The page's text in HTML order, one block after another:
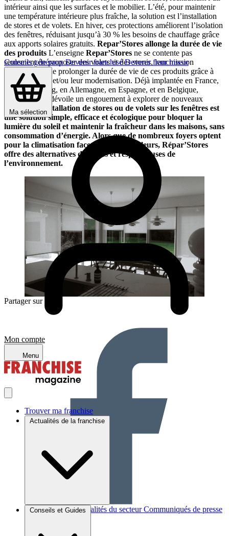
Conseils générauxDevenir franchiséDevenir franchiseur
Ma sélection
Mon compte
Menu
Trouver ma franchise
Actualités de la franchise
Brèves et actus Actualités du secteur Communiqués de presse
Conseils et Guides
intérieur ainsi que les surfaces et le mobilier. L’été, pour maintenir
une température intérieure plus fraîche, la solution est l’installation
de stores et de volets. En hiver, ces protections améliorent l’isolation
des fenêtres, réduisant jusqu’à 30 % les besoins de chauffage grâce
aux apports solaires gratuits. Repar’Stores allonge la durée de vie
des produits L’enseigne Repar’Stores ne se contente pas
seulement de proposer des volets et des stores, leur mission
principale est de prolonger la durée de vie de ces produits grâce à
leur réparation et/ou leur modernisation. Déjà implantée en France,
au Luxembourg, en Allemagne, en Espagne, et en Belgique,
Repar’stores
dévoile un engouement à explorer de nouveaux
marchés.
L’installation de stores ou de volets sur les fenêtres est
une solution simple, efficace et écologique pour bloquer la
lumière du soleil et maintenir la fraîcheur dans les maisons, sans
consommation d’énergie. Alors que de nombreux foyers optent
pour la climatisation face aux fortes chaleurs, Répar’Stores
offre des alternatives durables et respectueuses de
l’environnement.
Partager sur :